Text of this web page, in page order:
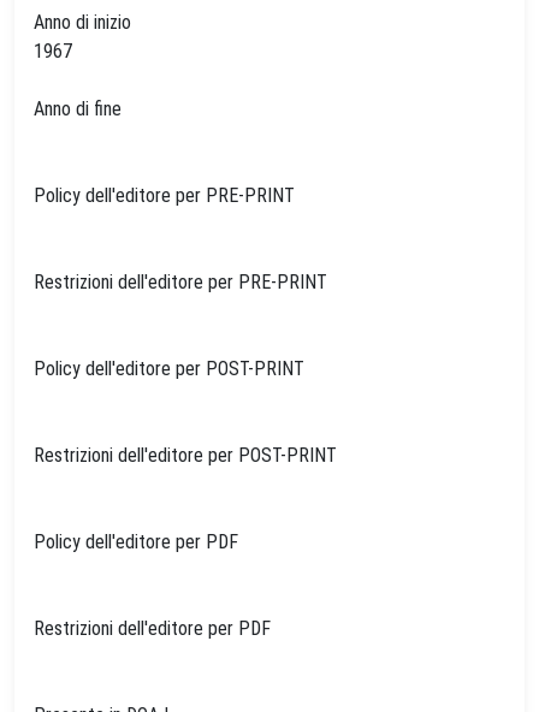
Anno di inizio
Anno di fine
Policy dell'editore per PRE-PRINT
Restrizioni dell'editore per PRE-PRINT
Policy dell'editore per POST-PRINT
Restrizioni dell'editore per POST-PRINT
Policy dell'editore per PDF
Restrizioni dell'editore per PDF